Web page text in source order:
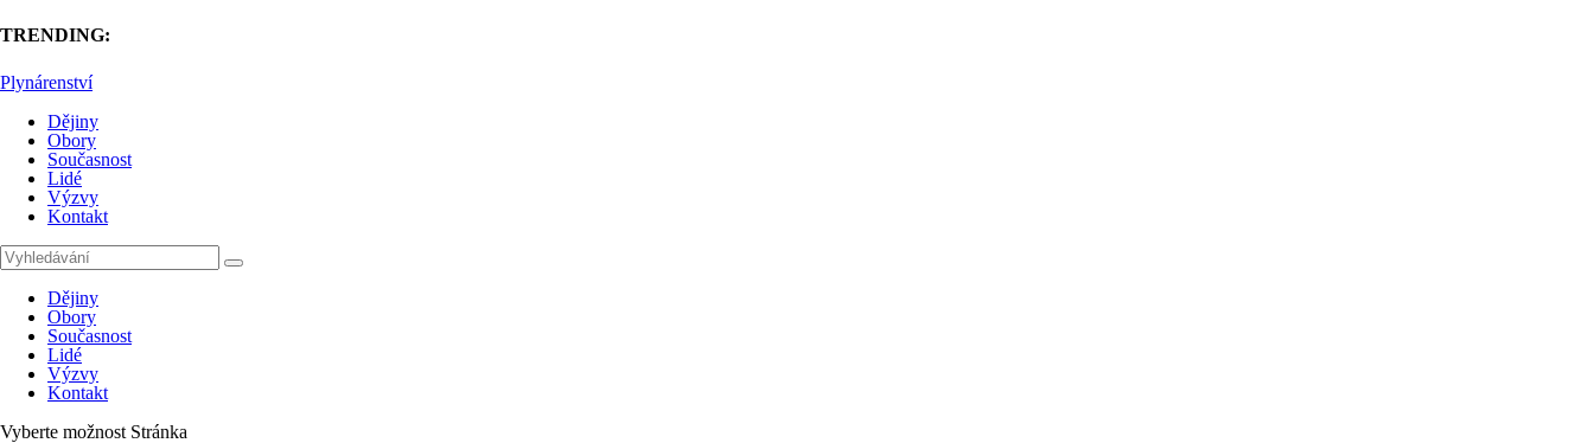
TRENDING:
Plynárenství
Dějiny
Obory
Současnost
Lidé
Výzvy
Kontakt
Dějiny
Obory
Současnost
Lidé
Výzvy
Kontakt
Vyberte možnost Stránka